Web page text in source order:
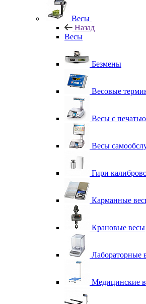
Весы
Назад
Весы
Безмены
Весовые
Весы с
Весы
Гири
Карманные
Крановые весы
Лабораторные
Медицинские